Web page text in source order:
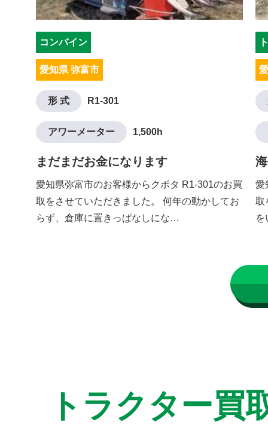
コンバイン
愛知県 弥富市
形 式 R1-301
アワーメーター 1,500h
まだまだお金になります
愛知県弥富市のお客様からクボタ R1-301のお買
取をさせていただきました。 何年の動かしてお
らず、倉庫に置きっぱなしにな…
愛
取
トラクター買